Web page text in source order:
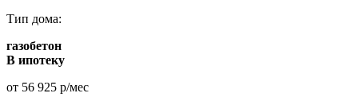
Тип дома:
газобетон
В ипотеку
от 56 925 р/мес